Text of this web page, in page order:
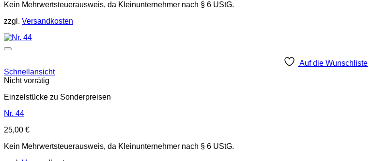
Kein Mehrwertsteuerausweis, da Kleinunternehmer nach § 6 UStG.
zzgl. Versandkosten
Auf die Wunschliste
Schnellansicht
Nicht vorrätig
Einzelstücke zu Sonderpreisen
Nr. 44
25,00 €
Kein Mehrwertsteuerausweis, da Kleinunternehmer nach § 6 UStG.